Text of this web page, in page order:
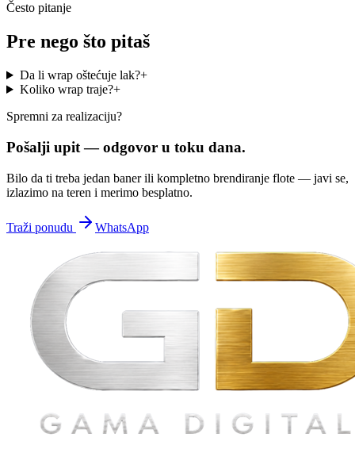
Često pitanje
Pre nego što pitaš
Da li wrap oštećuje lak?+
Koliko wrap traje?+
Spremni za realizaciju?
Pošalji upit —odgovor u toku dana.
Bilo da ti treba jedan baner ili kompletno brendiranje flote — javi se,
izlazimo na teren i merimo besplatno.
Traži ponudu WhatsApp